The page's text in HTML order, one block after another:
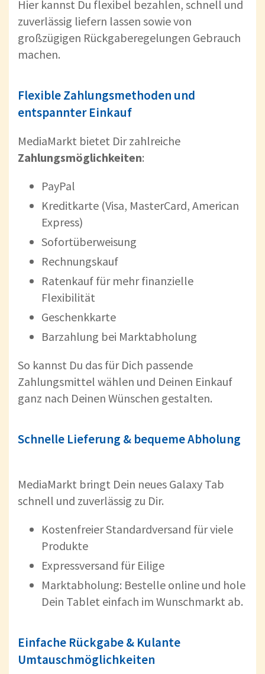
Hier kannst Du flexibel bezahlen, schnell und
zuverlässig liefern lassen sowie von
großzügigen Rückgaberegelungen Gebrauch
machen.
Flexible Zahlungsmethoden und
entspannter Einkauf
MediaMarkt bietet Dir zahlreiche
Zahlungsmöglichkeiten:
PayPal
Kreditkarte (Visa, MasterCard, American
Express)
Sofortüberweisung
Rechnungskauf
Ratenkauf für mehr finanzielle
Flexibilität
Geschenkkarte
Barzahlung bei Marktabholung
So kannst Du das für Dich passende
Zahlungsmittel wählen und Deinen Einkauf
ganz nach Deinen Wünschen gestalten.
Schnelle Lieferung & bequeme Abholung
MediaMarkt bringt Dein neues Galaxy Tab
schnell und zuverlässig zu Dir.
Kostenfreier Standardversand für viele
Produkte
Expressversand für Eilige
Marktabholung: Bestelle online und hole
Dein Tablet einfach im Wunschmarkt ab.
Einfache Rückgabe & Kulante
Umtauschmöglichkeiten